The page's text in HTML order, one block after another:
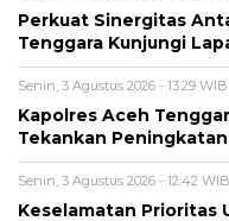
Perkuat Sinergitas
Tenggara Kunjungi
Senin, 3 Agustus 2026 - 13:29 WIB
Kapolres Aceh
Tekankan
Senin, 3 Agustus 2026 - 12:42 WIB
Keselamatan Prioritas